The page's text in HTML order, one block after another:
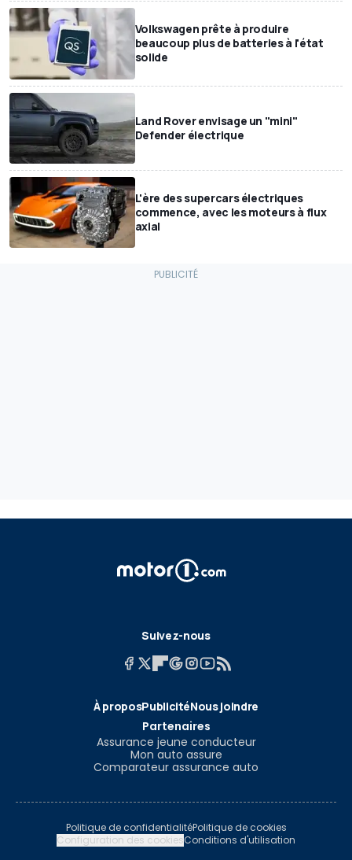
Volkswagen prête à produire
beaucoup plus de batteries à l'état
solide
Land Rover envisage un "mini"
Defender électrique
L'ère des supercars électriques
commence, avec les moteurs à flux
axial
Suivez-nous
À proposPublicitéNous joindre
Partenaires
Assurance jeune conducteur
Mon auto assure
Comparateur assurance auto
Politique de confidentialitéPolitique de cookies
Configuration des cookiesConditions d'utilisation